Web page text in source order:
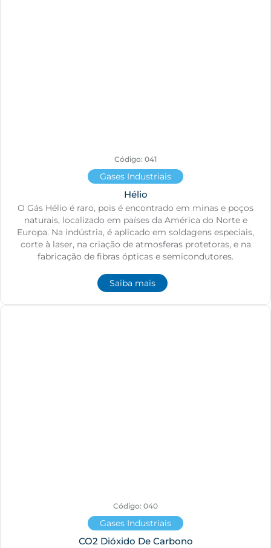
Código: 041
Gases Industriais
Hélio
O Gás Hélio é raro, pois é encontrado em minas e poços
naturais, localizado em países da América do Norte e
Europa. Na indústria, é aplicado em soldagens especiais,
corte à laser, na criação de atmosferas protetoras, e na
fabricação de fibras ópticas e semicondutores.
Saiba mais
Código: 040
Gases Industriais
CO2 Dióxido De Carbono